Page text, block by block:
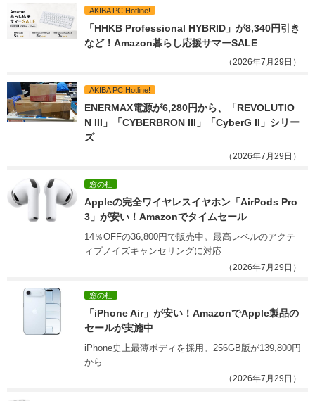
AKIBA PC Hotline!
「HHKB Professional HYBRID」が8,340円引き
など！Amazon暮らし応援サマーSALE
（2026年7月29日）
AKIBA PC Hotline!
ENERMAX電源が6,280円から、「REVOLUTIO
N III」「CYBERBRON III」「CyberG II」シリー
ズ
（2026年7月29日）
窓の杜
Appleの完全ワイヤレスイヤホン「AirPods Pro
3」が安い！Amazonでタイムセール
14％OFFの36,800円で販売中。最高レベルのアクテ
ィブノイズキャンセリングに対応
（2026年7月29日）
窓の杜
「iPhone Air」が安い！AmazonでApple製品の
セールが実施中
iPhone史上最薄ボディを採用。256GB版が139,800円
から
（2026年7月29日）